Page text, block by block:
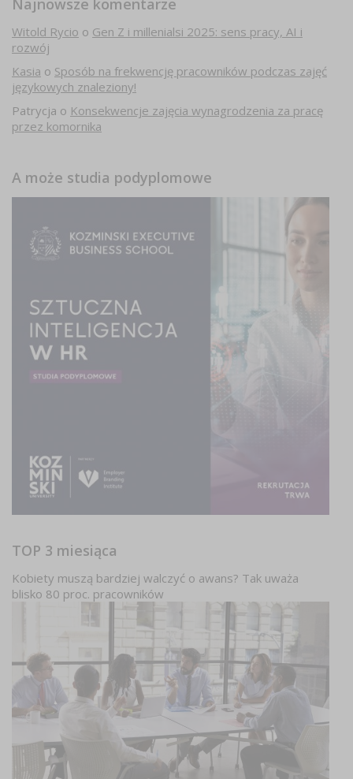
Witold Rycio o Gen Z i millenialsi 2025: sens pracy, AI i
rozwój
Kasia o Sposób na frekwencję pracowników podczas zajęć
językowych znaleziony!
Patrycja o Konsekwencje zajęcia wynagrodzenia za pracę
przez komornika
A może studia podyplomowe
TOP 3 miesiąca
Kobiety muszą bardziej walczyć o awans? Tak uważa
blisko 80 proc. pracowników